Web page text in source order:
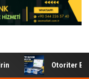
Otoriter